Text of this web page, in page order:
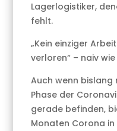
Lagerlogistiker,
fehlt.
„Kein einziger
verloren“ – naiv
Auch wenn bislang
Phase der
gerade befinden,
Monaten Corona